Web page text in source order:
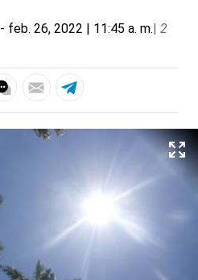
- feb. 26, 2022 | 11:45 a. m.| 2